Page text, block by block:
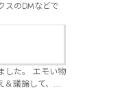
スのDMなどで